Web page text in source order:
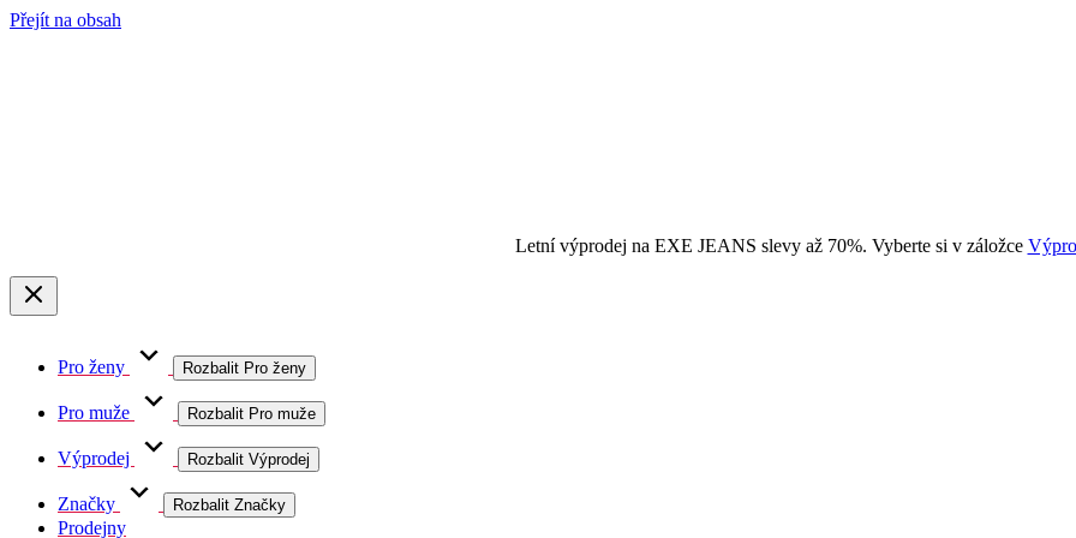
Přejít na obsah
Letní výprodej na EXE JEANS slevy až 70%. Vyberte si v záložce
Pro ženy Rozbalit Pro ženy
Pro muže Rozbalit Pro muže
Výprodej Rozbalit Výprodej
Značky Rozbalit Značky
Prodejny